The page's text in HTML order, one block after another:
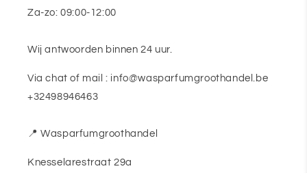
Za-zo: 09:00-12:00
Wij antwoorden binnen 24 uur.
Via chat of mail : info@wasparfumgroothandel.be
+32498946463
📍 Wasparfumgroothandel
Knesselarestraat 29a